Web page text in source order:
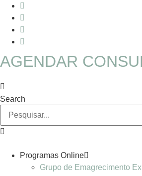
Skip
content
AGENDAR
Search
Programas Online
Grupo de Emagrecimento